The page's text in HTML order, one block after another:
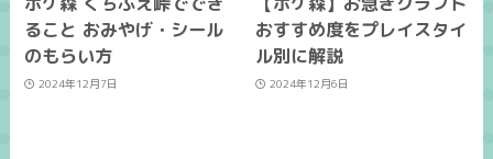
ること おみやげ・シール
のもらい方
2024年12月7日
おすすめ度をプレイスタイ
ル別に解説
2024年12月6日